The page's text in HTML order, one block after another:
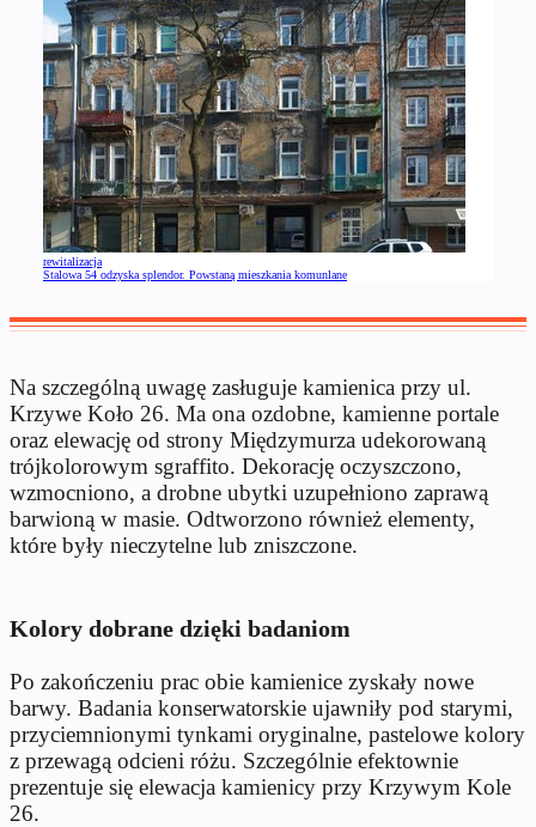
rewitalizacja
Stalowa 54 odzyska splendor. Powstaną mieszkania komunlane
Na szczególną uwagę zasługuje kamienica przy ul.
Krzywe Koło 26. Ma ona ozdobne, kamienne portale
oraz elewację od strony Międzymurza udekorowaną
trójkolorowym sgraffito. Dekorację oczyszczono,
wzmocniono, a drobne ubytki uzupełniono zaprawą
barwioną w masie. Odtworzono również elementy,
które były nieczytelne lub zniszczone.
Kolory dobrane dzięki badaniom
Po zakończeniu prac obie kamienice zyskały nowe
barwy. Badania konserwatorskie ujawniły pod starymi,
przyciemnionymi tynkami oryginalne, pastelowe kolory
z przewagą odcieni różu. Szczególnie efektownie
prezentuje się elewacja kamienicy przy Krzywym Kole
26.